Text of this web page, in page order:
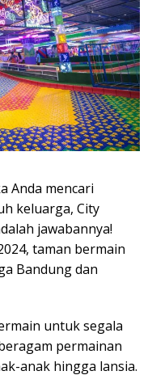
Anda mencari
keluarga, City
jawabannya!
taman bermain
Bandung dan
untuk segala
permainan
anak hingga lansia.